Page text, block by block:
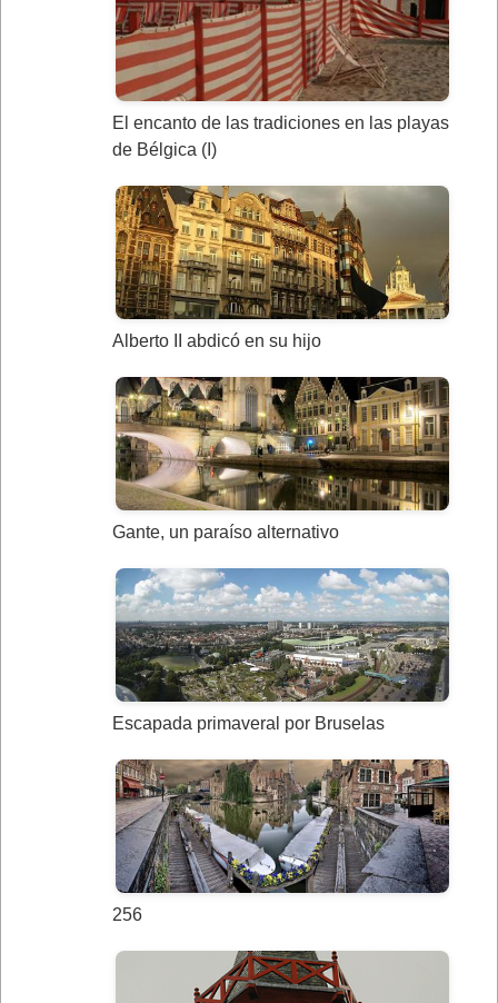
El encanto de las tradiciones en las playas
de Bélgica (I)
Alberto II abdicó en su hijo
Gante, un paraíso alternativo
Escapada primaveral por Bruselas
256